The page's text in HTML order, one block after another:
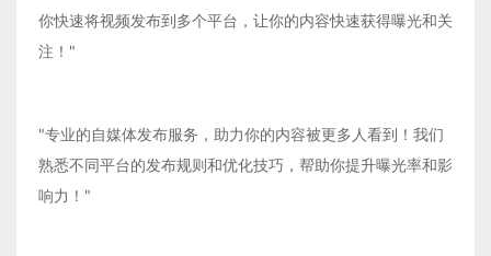
你快速将视频发布到多个平台，让你的内容快速获得曝光和关
注！"
"专业的自媒体发布服务，助力你的内容被更多人看到！我们
熟悉不同平台的发布规则和优化技巧，帮助你提升曝光率和影
响力！"